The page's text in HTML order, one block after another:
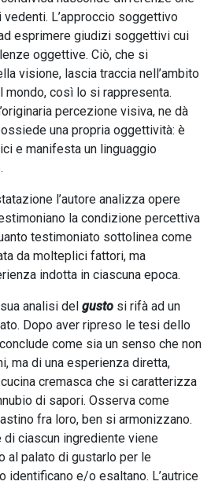
L’approccio soggettivo
esprimere giudizi soggettivi cui
oggettive. Ciò, che si
visione, lascia traccia nell’ambito
mondo, così lo si rappresenta.
percezione visiva, ne dà
una propria oggettività: è
e manifesta un linguaggio
l’autore analizza opere
la condizione percettiva
testimoniato sottolinea come
da molteplici fattori, ma
indotta in ciascuna epoca.
analisi del gusto si rifà ad un
Dopo aver ripreso le tesi dello
come sia un senso che non
ma di una esperienza diretta,
cremasca che si caratterizza
di sapori. Osserva come
fra loro, ben si armonizzano.
ciascun ingrediente viene
al palato di gustarlo per le
identificano e/o esaltano. L’autrice